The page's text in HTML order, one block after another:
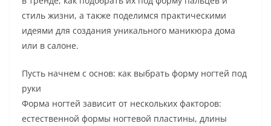
стиль жизни, а также поделимся практическими
идеями для создания уникального маникюра дома
или в салоне.
Пусть начнем с основ: как выбрать форму ногтей под
руки
Форма ногтей зависит от нескольких факторов:
естественной формы ногтевой пластины, длины